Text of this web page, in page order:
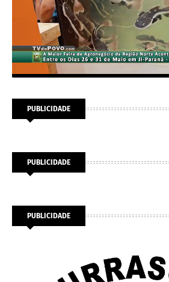
PUBLICIDADE
PUBLICIDADE
PUBLICIDADE